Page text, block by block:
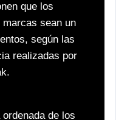
que los
sean un
según las
realizadas por
de los